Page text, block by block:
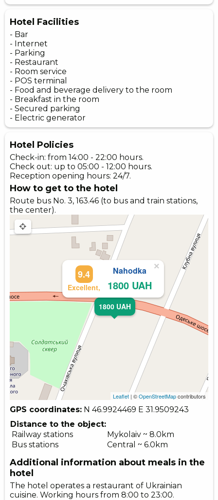
Hotel Facilities
- Bar
- Internet
- Parking
- Restaurant
- Room service
- POS terminal
- Food and beverage delivery to the room
- Breakfast in the room
- Secured parking
- Electric generator
Hotel Policies
Check-in: from 14:00 - 22:00 hours.
Check out: up to 05:00 - 12:00 hours.
Reception opening hours: 24/7.
How to get to the hotel
Route bus No. 3, 163.46 (to bus and train stations,
the center).
1800 UAH
Excellent,
9.4 Nahodka
1800 UAH
×
Leaflet | ©OpenStreetMapcontributors
GPS coordinates: N 46.9924469 E 31.9509243
Distance to the object:
Railway stations
Mykolaiv ~ 8.0km
Bus stations
Central ~ 6.0km
Additional information about meals in the
hotel
The hotel operates a restaurant of Ukrainian
cuisine. Working hours from 8:00 to 23:00.